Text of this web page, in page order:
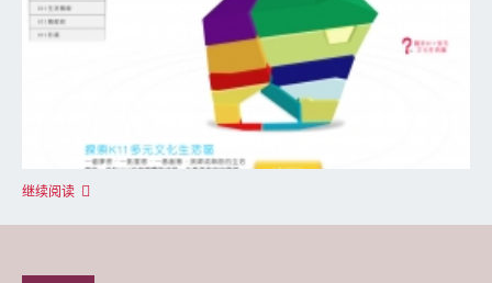
继续阅读